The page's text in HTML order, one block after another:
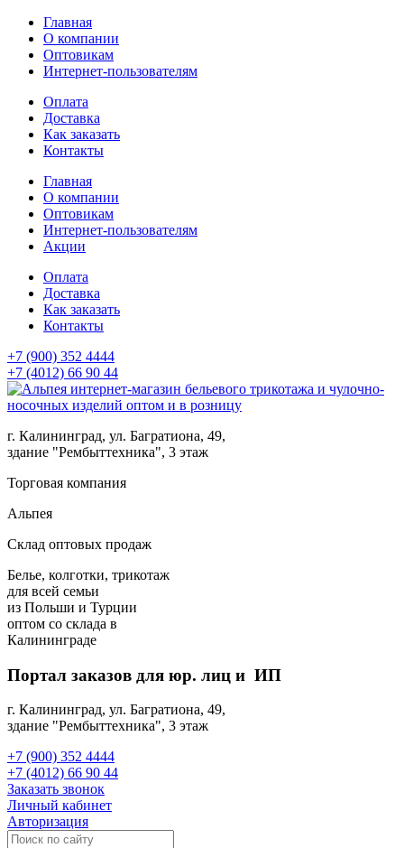
Главная
О компании
Оптовикам
Интернет-пользователям
Оплата
Доставка
Как заказать
Контакты
Главная
О компании
Оптовикам
Интернет-пользователям
Акции
Оплата
Доставка
Как заказать
Контакты
+7 (900) 352 4444
+7 (4012) 66 90 44
г. Калининград, ул. Багратиона, 49,
здание "Рембыттехника", 3 этаж
Торговая компания
Альпея
Склад оптовых продаж
Белье, колготки, трикотаж
для всей семьи
из Польши и Турции
оптом со склада в
Калининграде
Портал заказов для юр. лиц и ИП
г. Калининград, ул. Багратиона, 49,
здание "Рембыттехника", 3 этаж
+7 (900) 352 4444
+7 (4012) 66 90 44
Заказать звонок
Личный кабинет
Авторизация